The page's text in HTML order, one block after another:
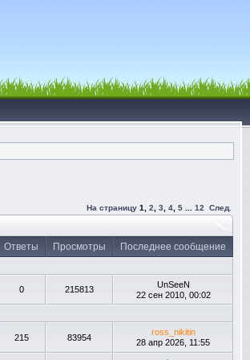
На страницу 1 2 3 4 5 12 След.
Ответы Просмотры Последнее сообщение
0 215813
UnSeeN
22 сен 2010, 00:02
215 83954
ross_nikitin
28 апр 2026, 11:55